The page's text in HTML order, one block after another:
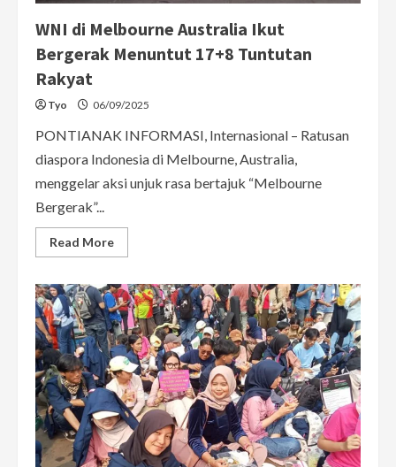
WNI di Melbourne Australia Ikut
Bergerak Menuntut 17+8 Tuntutan
Rakyat
Tyo 06/09/2025
PONTIANAK INFORMASI, Internasional – Ratusan
diaspora Indonesia di Melbourne, Australia,
menggelar aksi unjuk rasa bertajuk “Melbourne
Bergerak”...
Read MoreRead
more
di
Melbourne
Australia
Ikut
Bergerak
Menuntut
17+8
Tuntutan
Rakyat